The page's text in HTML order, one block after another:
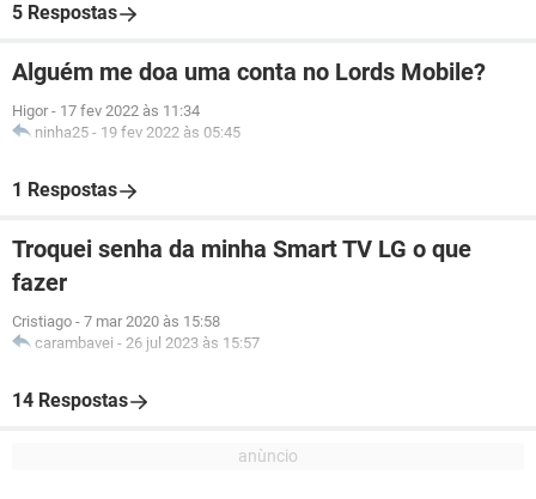
5 Respostas
Alguém me doa uma conta no Lords Mobile?
Higor - 17 fev 2022 às 11:34
ninha25 - 19 fev 2022 às 05:45
1 Respostas
Troquei senha da minha Smart TV LG o que
fazer
Cristiago - 7 mar 2020 às 15:58
carambavei - 26 jul 2023 às 15:57
14 Respostas